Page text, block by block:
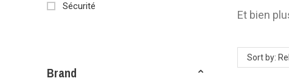
Sécurité
Brand
Et bien
Sort by: